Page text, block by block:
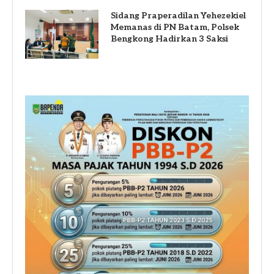
Sidang Praperadilan Yehezekiel
Memanas di PN Batam, Polsek
Bengkong Hadirkan 3 Saksi